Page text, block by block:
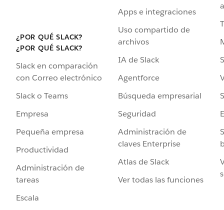
¿POR QUÉ SLACK?
¿POR QUÉ SLACK?
Slack en comparación
con Correo electrónico
Slack o Teams
Empresa
Pequeña empresa
Productividad
Administración de
tareas
Escala
Apps e integraciones
Uso compartido de
archivos
IA de Slack
Agentforce
Búsqueda empresarial
Seguridad
Administración de
claves Enterprise
Atlas de Slack
Ver todas las funciones